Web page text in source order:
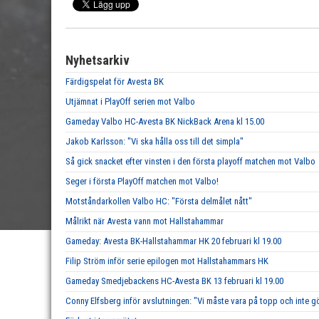
Nyhetsarkiv
Färdigspelat för Avesta BK
Utjämnat i PlayOff serien mot Valbo
Gameday Valbo HC-Avesta BK NickBack Arena kl 15.00
Jakob Karlsson: "Vi ska hålla oss till det simpla"
Så gick snacket efter vinsten i den första playoff matchen mot Valbo
Seger i första PlayOff matchen mot Valbo!
Motståndarkollen Valbo HC: "Första delmålet nått"
Målrikt när Avesta vann mot Hallstahammar
Gameday: Avesta BK-Hallstahammar HK 20 februari kl 19.00
Filip Ström inför serie epilogen mot Hallstahammars HK
Gameday Smedjebackens HC-Avesta BK 13 februari kl 19.00
Conny Elfsberg inför avslutningen: "Vi måste vara på topp och inte